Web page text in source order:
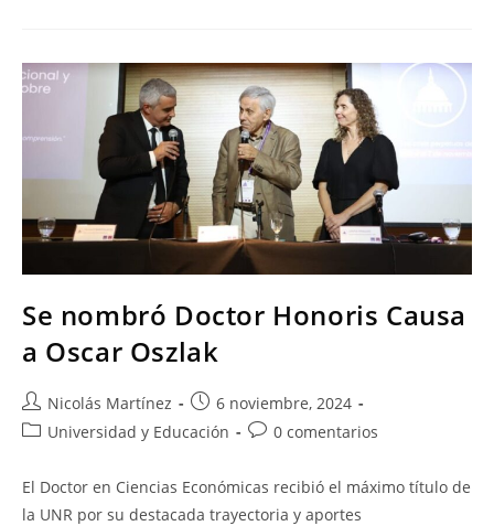
Se nombró Doctor Honoris Causa
a Oscar Oszlak
Nicolás Martínez
6 noviembre, 2024
Universidad y Educación
0 comentarios
El Doctor en Ciencias Económicas recibió el máximo título de
la UNR por su destacada trayectoria y aportes